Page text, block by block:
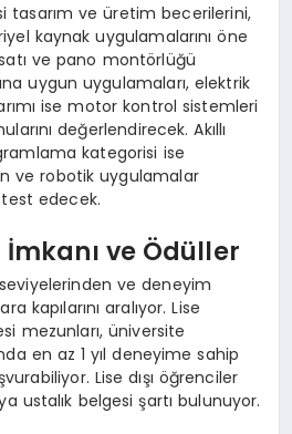
tasarım ve üretim becerilerini,
kaynak uygulamalarını öne
ve pano montörlüğü
uygun uygulamaları, elektrik
ise motor kontrol sistemleri
değerlendirecek. Akıllı
kategorisi ise
ve robotik uygulamalar
edecek.
İmkanı ve Ödüller
ve deneyim
kapılarını aralıyor. Lise
mezunları, üniversite
en az 1 yıl deneyime sahip
Lise dışı öğrenciler
ustalık belgesi şartı bulunuyor.